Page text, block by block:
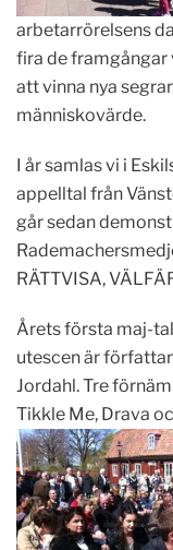
arbetarrörelsens
fira de
att vinna nya
människovärde.
I år samlas vi i
appelltal från
går sedan
RÄTTVISA,
Årets första maj-
utescen är
Jordahl. Tre
Tikkle Me, Drava